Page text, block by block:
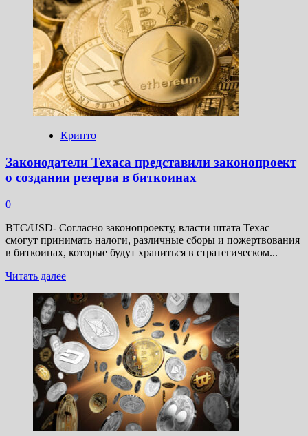
Куинтенц
стал
кандидатом
на
пост
главы
Комиссии
по
торговле
фьючерсами
Крипто
Законодатели Техаса представили законопроект
о создании резерва в биткоинах
0
BTC/USD- Согласно законопроекту, власти штата Техас
смогут принимать налоги, различные сборы и пожертвования
в биткоинах, которые будут храниться в стратегическом...
Читать далееПрочитать
о
Законодатели
Техаса
представили
законопроект
о
создании
резерва
в
биткоинах